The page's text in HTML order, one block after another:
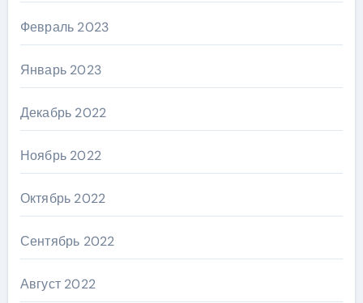
Февраль 2023
Январь 2023
Декабрь 2022
Ноябрь 2022
Октябрь 2022
Сентябрь 2022
Август 2022